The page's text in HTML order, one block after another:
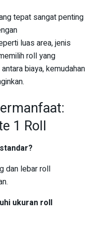
tepat sangat penting
luas area, jenis
roll yang
biaya, kemudahan
1 Roll
dan lebar roll
ukuran roll